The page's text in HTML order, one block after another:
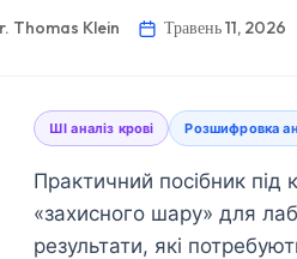
Thomas Klein Травень 11, 2026
ШІ аналіз крові Розшифровка
Практичний посібник
«захисного шару» для
результати, які